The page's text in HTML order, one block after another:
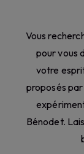
Vous
pour vous
votre
proposés
Bénodet.